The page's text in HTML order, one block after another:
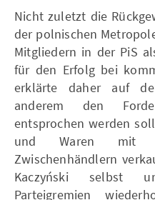
Nicht zuletzt die
der polnischen
Mitgliedern in der PiS
für den Erfolg bei
erklärte daher auf
anderem den
entsprochen werden
und Waren mit
Zwischenhändlern
Kaczyński selbst
Parteigremien